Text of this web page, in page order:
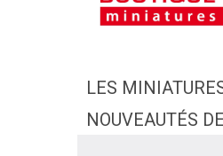
LES
NOUVEAUTÉS